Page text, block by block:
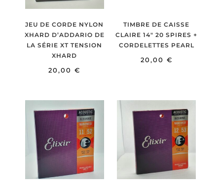
JEU DE CORDE NYLON
XHARD D’ADDARIO DE
LA SÉRIE XT TENSION
XHARD
20,00€
TIMBRE DE CAISSE
CLAIRE 14″ 20 SPIRES +
CORDELETTES PEARL
20,00 €